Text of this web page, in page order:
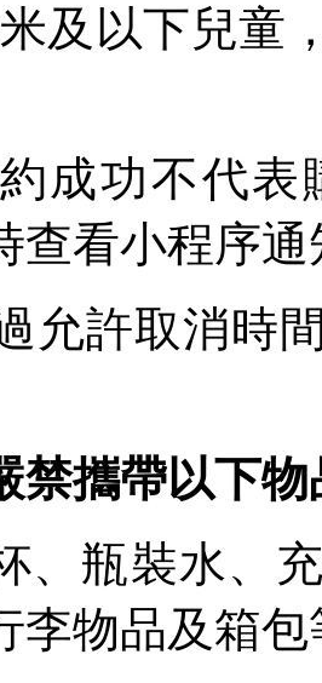
以下兒童
功不代表
查看小程序通
許取消時間
攜帶以下物
、瓶裝水、
李物品及箱